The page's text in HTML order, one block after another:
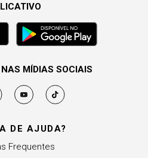
DE AJUDA?
Frequentes
MÍDIAS SOCIAIS